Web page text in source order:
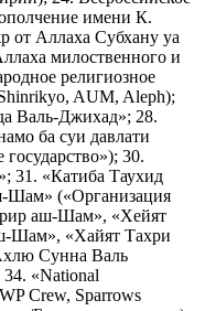
имени К.
Аллаха Субхану уа
милоственного и
религиозное
AUM, Aleph);
Валь-Джихад»; 28.
ба суи давлати
30.
31. «Катиба Таухид
Шам» («Организация
аш-Шам», «Хейят
Шам», «Хайят Тахри
Сунна Валь
«National
Crew, Sparrows